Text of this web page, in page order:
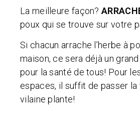
La meilleure façon?
poux qui se trouve sur votre
Si chacun arrache l’herbe à
maison, ce sera déjà un
pour la santé de tous! Pour
espaces, il suffit de passer la
vilaine plante!